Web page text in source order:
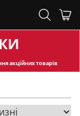
акційних товарів